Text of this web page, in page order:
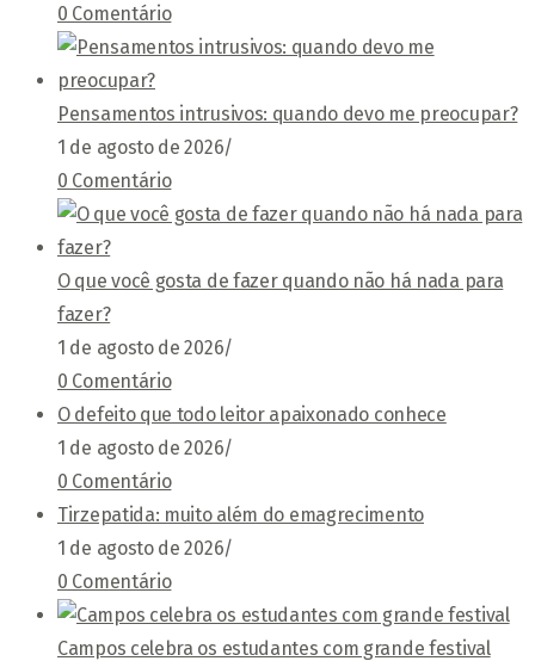
0 Comentário
Pensamentos intrusivos: quando devo me preocupar?
1 de agosto de 2026/
0 Comentário
O que você gosta de fazer quando não há nada para
fazer?
1 de agosto de 2026/
0 Comentário
O defeito que todo leitor apaixonado conhece
1 de agosto de 2026/
0 Comentário
Tirzepatida: muito além do emagrecimento
1 de agosto de 2026/
0 Comentário
Campos celebra os estudantes com grande festival